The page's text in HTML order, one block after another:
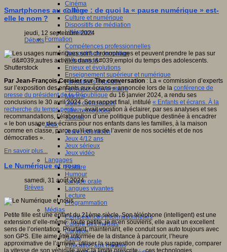
Cinéma
Culture
Culture et numérique
Dispositifs de médiation
Littérature
Formation
Compétences professionnelles
Dispositifs de formation
E- formation
Enjeux et évolutions
Enseignement supérieur et numérique
Formations hybrides
Formation universitaire
Mooc’s
Outils collaboratifs
Sites ressources
Tutorat
Jeux
Jeu et éducation
Jeux 4/12 ans
Jeux sérieux
Jeux vidéo
Langages
Ecriture
Humour
Langue orale
Langues vivantes
Lecture
Programmation
Médias
Compétences informationnelles
Culture des médias
Curation
Droits
Education aux médias
Smartphones au collège : de quoi la « pause numérique » est-
elle le nom ?
jeudi, 12 septembre 2024
Débats
Par Jean-François Cerisier sur The conversation : La « commission d’experts
sur l’exposition des enfants aux écrans » annoncée lors de la conférence de
presse du président de la République du 16 janvier 2024, a rendu ses
conclusions le 30 avril 2024. Son rapport final, intitulé « Enfants et écrans. À la
recherche du temps perdu », avait vocation à éclairer, par ses analyses et ses
recommandations, l’élaboration d’une politique publique destinée à encadrer
« le bon usage des écrans pour nos enfants dans les familles, à la maison
comme en classe, parce qu’il en va de l’avenir de nos sociétés et de nos
démocraties ».
En savoir plus...
Le Numérique et nous
samedi, 31 août 2024
Brèves
Petite fille est une enfant du 21ème siècle. Son téléphone (intelligent) est une
extension d’elle-même. Toute petite, je m’en souviens, elle avait un excellent
sens de l’orientation. Pourtant, maintenant, elle conduit son auto toujours avec
son GPS. Elle aime être informée de la distance à parcourir, l’heure
approximative de l’arrivée, utiliser la suggestion de route plus rapide, comparer